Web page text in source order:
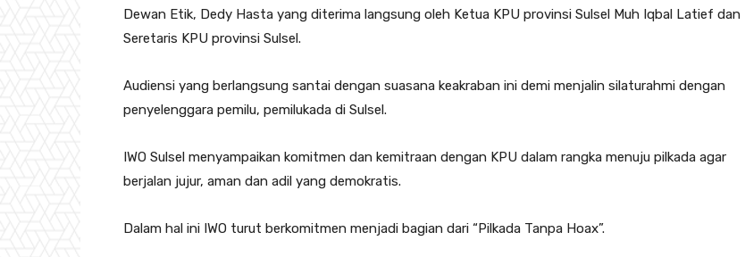
Dewan Etik, Dedy Hasta yang diterima langsung oleh Ketua KPU provinsi Sulsel Muh Iqbal Latief dan
Seretaris KPU provinsi Sulsel.
Audiensi yang berlangsung santai dengan suasana keakraban ini demi menjalin silaturahmi dengan
penyelenggara pemilu, pemilukada di Sulsel.
IWO Sulsel menyampaikan komitmen dan kemitraan dengan KPU dalam rangka menuju pilkada agar
berjalan jujur, aman dan adil yang demokratis.
Dalam hal ini IWO turut berkomitmen menjadi bagian dari “Pilkada Tanpa Hoax”.